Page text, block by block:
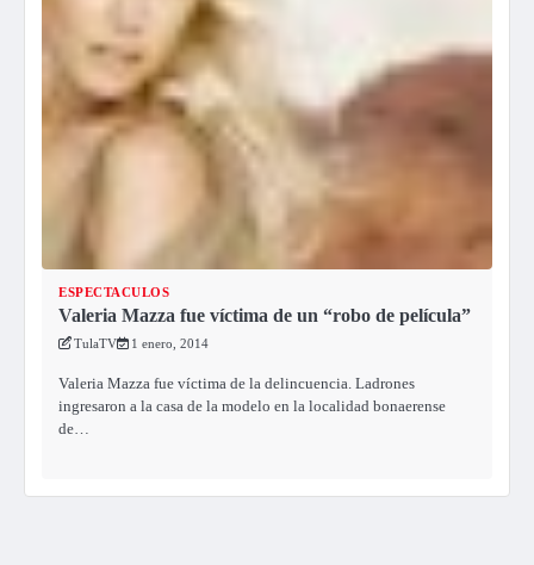
ESPECTACULOS
Valeria Mazza fue víctima de un “robo de película”
TulaTV 1 enero, 2014
Valeria Mazza fue víctima de la delincuencia. Ladrones
ingresaron a la casa de la modelo en la localidad bonaerense
de…